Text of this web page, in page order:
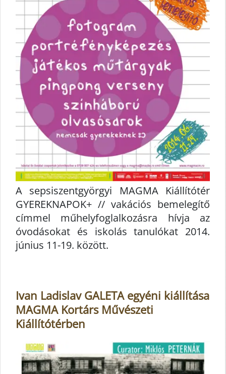
A sepsiszentgyörgyi MAGMA Kiállítótér
GYEREKNAPOK+ // vakációs bemelegítő
címmel műhelyfoglalkozásra hívja az
óvodásokat és iskolás tanulókat 2014.
június 11-19. között.
Ivan Ladislav GALETA egyéni kiállítása
MAGMA Kortárs Művészeti
Kiállítótérben